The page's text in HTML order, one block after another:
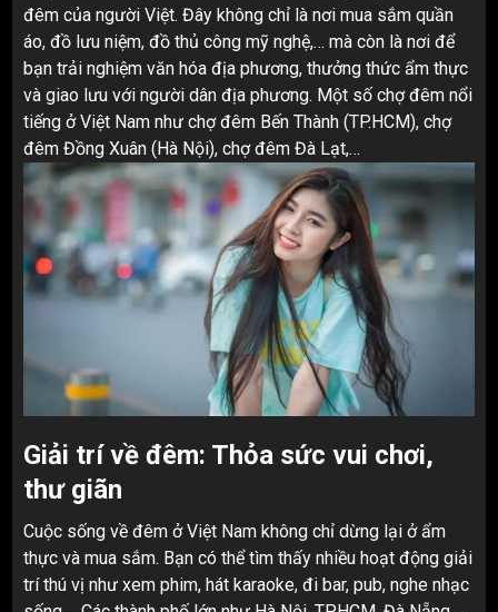
đêm của người Việt. Đây không chỉ là nơi mua sắm quần
áo, đồ lưu niệm, đồ thủ công mỹ nghệ,… mà còn là nơi để
bạn trải nghiệm văn hóa địa phương, thưởng thức ẩm thực
và giao lưu với người dân địa phương. Một số chợ đêm nổi
tiếng ở Việt Nam như chợ đêm Bến Thành (TP.HCM), chợ
đêm Đồng Xuân (Hà Nội), chợ đêm Đà Lạt,…
Giải trí về đêm: Thỏa sức vui chơi,
thư giãn
Cuộc sống về đêm ở Việt Nam không chỉ dừng lại ở ẩm
thực và mua sắm. Bạn có thể tìm thấy nhiều hoạt động giải
trí thú vị như xem phim, hát karaoke, đi bar, pub, nghe nhạc